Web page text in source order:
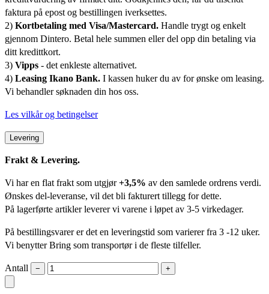
faktura på epost og bestillingen iverksettes.
2) Kortbetaling med Visa/Mastercard. Handle trygt og enkelt
gjennom Dintero. Betal hele summen eller del opp din betaling via
ditt kredittkort.
3) Vipps - det enkleste alternativet.
4) Leasing Ikano Bank. I kassen huker du av for ønske om leasing.
Vi behandler søknaden din hos oss.
Les vilkår og betingelser
Levering
Frakt & Levering.
Vi har en flat frakt som utgjør+3,5% av den samlede ordrens verdi.
Ønskes del-leveranse, vil det bli fakturert tillegg for dette.
På lagerførte artikler leverer vi varene i løpet av 3-5 virkedager.
På bestillingsvarer er det en leveringstid som varierer fra 3 -12 uker.
Vi benytter Bring som transportør i de fleste tilfeller.
Antall − +